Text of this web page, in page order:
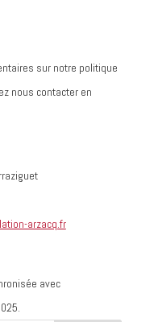
sur notre politique
nous contacter en
arzacq.fr
avec